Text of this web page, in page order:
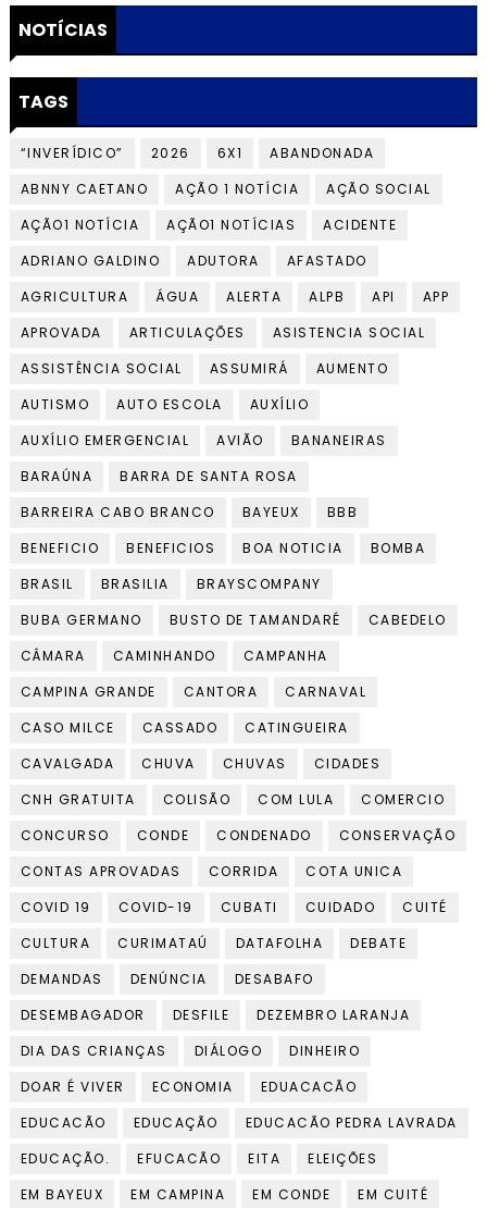
NOTÍCIAS
TAGS
“INVERÍDICO” 2026 6X1
ABANDONADA
ABNNY CAETANO
AÇÃO 1 NOTÍCIA
AÇÃO SOCIAL
AÇÃO1 NOTÍCIA
AÇÃO1 NOTÍCIAS
ACIDENTE
ADRIANO GALDINO
ADUTORA
AFASTADO
AGRICULTURA
ÁGUA ALERTA ALPB API
APP
APROVADA
ARTICULAÇÕES
ASISTENCIA SOCIAL
ASSISTÊNCIA SOCIAL
ASSUMIRÁ
AUMENTO
AUTISMO
AUTO ESCOLA
AUXÍLIO
AUXÍLIO EMERGENCIAL
AVIÃO
BANANEIRAS
BARAÚNA
BARRA DE SANTA ROSA
BARREIRA CABO BRANCO
BAYEUX
BBB
BENEFICIO
BENEFICIOS BOA NOTICIA
BOMBA
BRASIL
BRASILIA
BRAYSCOMPANY
BUBA GERMANO
BUSTO DE TAMANDARÉ
CABEDELO
CÂMARA
CAMINHANDO
CAMPANHA
CAMPINA GRANDE
CANTORA
CARNAVAL
CASO MILCE
CASSADO
CATINGUEIRA
CAVALGADA
CHUVA CHUVAS
CIDADES
CNH GRATUITA
COLISÃO COM LULA
COMERCIO
CONCURSO
CONDE CONDENADO
CONSERVAÇÃO
CONTAS APROVADAS
CORRIDA
COTA UNICA
COVID 19
COVID-19 CUBATI CUIDADO
CUITÉ
CULTURA
CURIMATAÚ DATAFOLHA
DEBATE
DEMANDAS
DENÚNCIA
DESABAFO
DESEMBAGADOR
DESFILE
DEZEMBRO LARANJA
DIA DAS CRIANÇAS
DIÁLOGO
DINHEIRO
DOAR É VIVER
ECONOMIA
EDUACACÃO
EDUCACÃO
EDUCAÇÃO
EDUCACÃO PEDRA LAVRADA
EDUCAÇÃO.
EFUCACÃO EITA
ELEIÇÕES
EM BAYEUX
EM CAMPINA EM CONDE
EM CUITÉ